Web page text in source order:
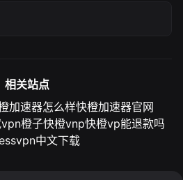
相关站点
加速器怎么样快橙加速器官网
vpn橙子快橙vnp快橙vp能退款吗
中文下载